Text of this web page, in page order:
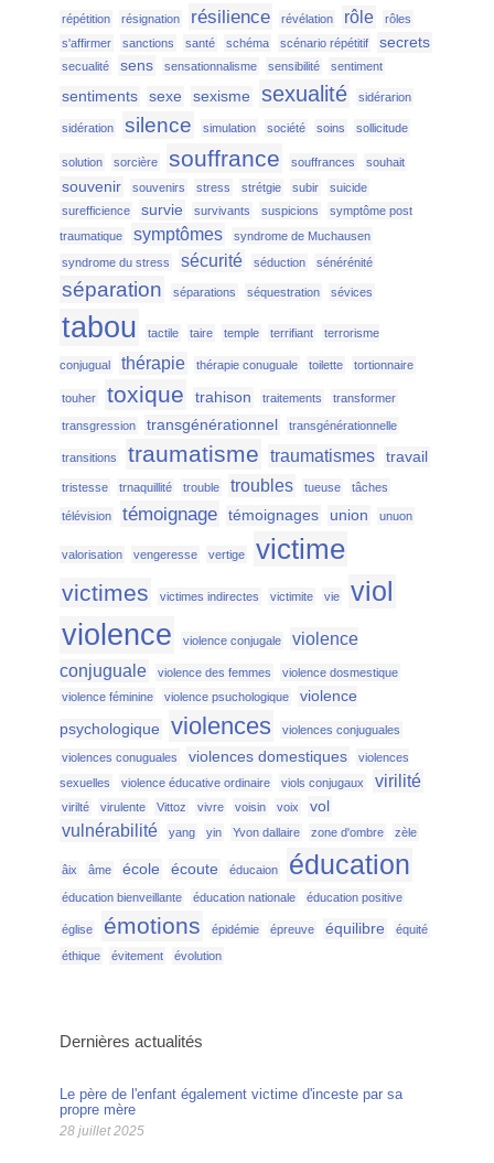
répétition résignation résilience révélation rôle
rôles
s'affirmer
sanctions santé schéma scénario répétitif secrets
secualité sens sensationnalisme sensibilité sentiment
sentiments sexe sexisme sexualité sidérarion
sidération silence simulation société soins sollicitude
solution sorcière souffrance souffrances souhait
souvenir souvenirs stress strétgie subir
suicide
surefficience
survie survivants suspicions
symptôme post
traumatique
symptômes
syndrome de Muchausen
syndrome du stress
sécurité séduction sénérénité
séparation séparations séquestration sévices
tabou tactile taire temple terrifiant terrorisme
conjugual thérapie thérapie conuguale toilette tortionnaire
touher toxique trahison traitements transformer
transgression transgénérationnel transgénérationnelle
transitions traumatisme traumatismes travail
tristesse trnaquillité trouble troubles tueuse tâches
télévision témoignage témoignages union unuon
valorisation vengeresse vertige victime
victimes victimes indirectes victimite vie viol
violence violence conjugale
violence
conjuguale
violence des femmes
violence dosmestique
violence féminine
violence psuchologique
violence
psychologique
violences violences conjuguales
violences conuguales violences domestiques
violences
sexuelles
violence éducative ordinaire viols conjugaux virilité
virilté virulente Vittoz vivre voisin voix vol
vulnérabilité yang yin Yvon dallaire zone d'ombre zèle
âix âme école écoute éducaion éducation
éducation bienveillante éducation nationale éducation positive
église émotions épidémie épreuve équilibre
équité
éthique
évitement évolution
Dernières actualités
Le père de l'enfant également victime d'inceste par sa
propre mère
28 juillet 2025